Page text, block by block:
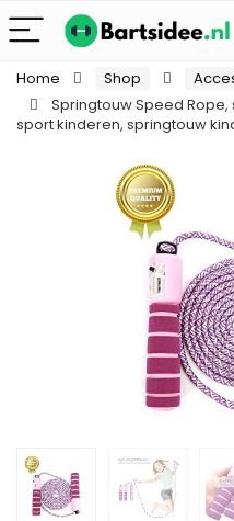
Home Shop
Springtouw Speed
sport kinderen, springtouw